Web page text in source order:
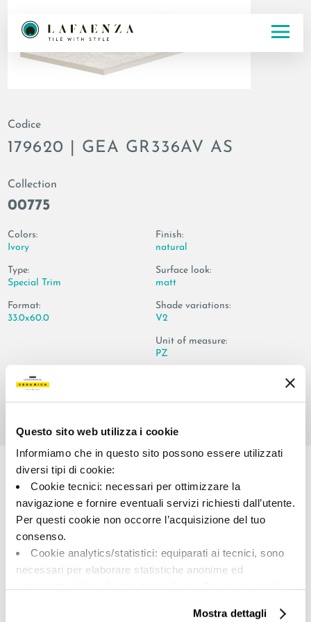
Questo sito web utilizza i cookie
Informiamo che in questo sito possono essere utilizzati
diversi tipi di cookie:
Cookie tecnici: necessari per ottimizzare la
navigazione e fornire eventuali servizi richiesti dall’utente.
Per questi cookie non occorre l’acquisizione del tuo
consenso.
Cookie analytics/statistici: equiparati ai tecnici, sono
necessari per elaborare statistiche anonime ed
Cookie di profilazione/marketing: sono utilizzati, solo
Mostra dettagli
Codice
179620 | GEA GR336AV AS
Collection
00775
Colors:
Ivory
Type:
Special Trim
Format:
33.0x60.0
Finish:
natural
Surface look:
matt
Shade variations:
V2
Unit of measure:
PZ
A brand of Cooperativa Ceramica d’Imola